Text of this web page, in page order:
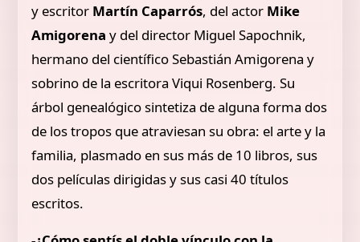
y escritor Martín Caparrós, del actor Mike
Amigorena y del director Miguel Sapochnik,
hermano del científico Sebastián Amigorena y
sobrino de la escritora Viqui Rosenberg. Su
árbol genealógico sintetiza de alguna forma dos
de los tropos que atraviesan su obra: el arte y la
familia, plasmado en sus más de 10 libros, sus
dos películas dirigidas y sus casi 40 títulos
escritos.